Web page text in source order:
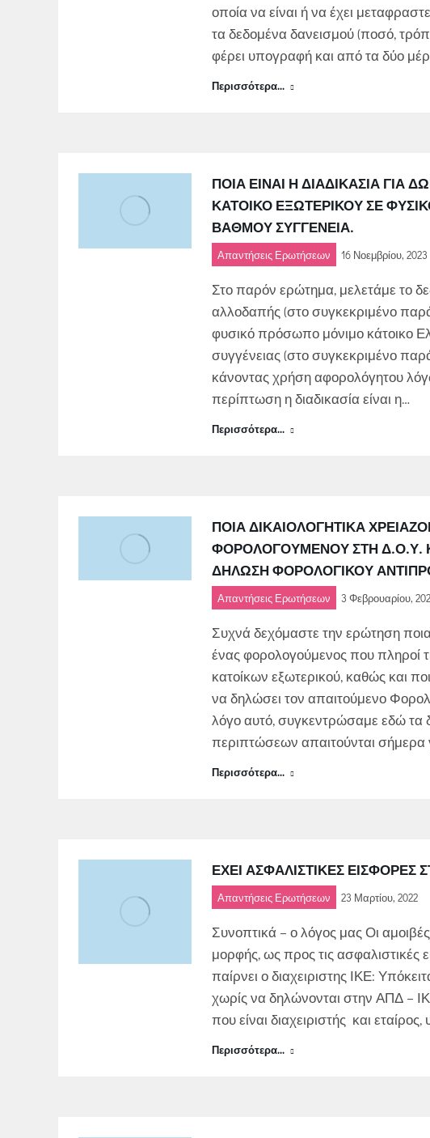
οποία να είναι ή να έχει
τα δεδομένα δανεισμού (ποσό,
φέρει υπογραφή και από τα δύο
Περισσότερα...
ΠΟΙΑ ΕΊΝΑΙ Η ΔΙΑΔΙΚΑΣΊΑ
ΚΆΤΟΙΚΟ ΕΞΩΤΕΡΙΚΟΎ ΣΕ
ΒΑΘΜΟΎ ΣΥΓΓΈΝΕΙΑ.
Απαντήσεις Ερωτήσεων 16 Νοεμβρίου, 2023
Στο παρόν ερώτημα, μελετάμε το
αλλοδαπής (στο συγκεκριμένο
φυσικό πρόσωπο μόνιμο κάτοικο
συγγένειας (στο συγκεκριμένο
κάνοντας χρήση αφορολόγητου
περίπτωση η διαδικασία είναι η…
Περισσότερα...
ΠΟΙΑ ΔΙΚΑΙΟΛΟΓΗΤΙΚΆ
ΦΟΡΟΛΟΓΟΎΜΕΝΟΥ ΣΤΗ Δ.Ο.Υ.
ΔΉΛΩΣΗ ΦΟΡΟΛΟΓΙΚΟΎ
Απαντήσεις Ερωτήσεων 3 Φεβρουαρίου,
Συχνά δεχόμαστε την ερώτηση
ένας φορολογούμενος που πληροί
κατοίκων εξωτερικού, καθώς και
να δηλώσει τον απαιτούμενο
λόγο αυτό, συγκεντρώσαμε εδώ τα
περιπτώσεων απαιτούνται
Περισσότερα...
ΈΧΕΙ ΑΣΦΑΛΙΣΤΙΚΈΣ ΕΙΣΦΟΡΈΣ
Απαντήσεις Ερωτήσεων 23 Μαρτίου, 2022
Συνοπτικά – ο λόγος μας Οι
μορφής, ως προς τις ασφαλιστικές
παίρνει ο διαχειριστης ΙΚΕ:
χωρίς να δηλώνονται στην ΑΠΔ –
που είναι διαχειριστής και
Περισσότερα...